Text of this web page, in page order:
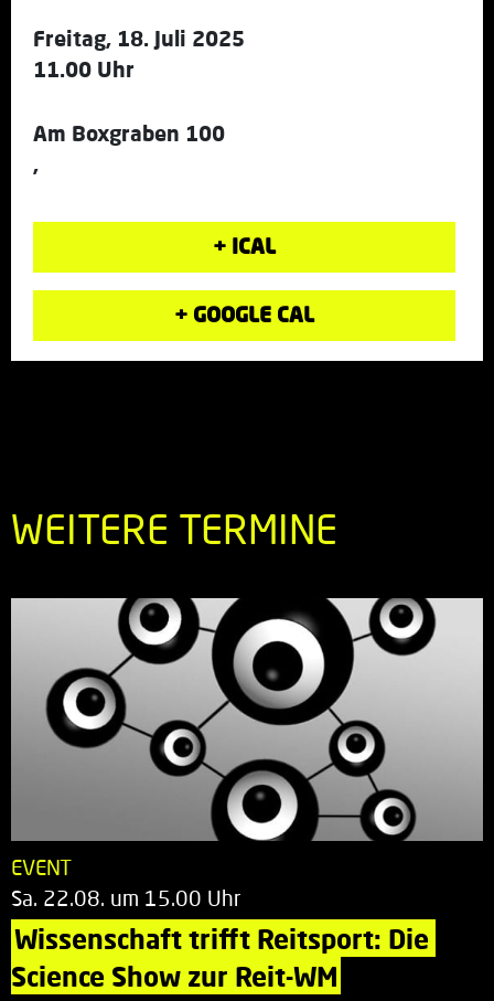
Freitag, 18. Juli 2025
11.00 Uhr
Am Boxgraben 100
,
+ ICAL
+ GOOGLE CAL
WEITERE TERMINE
EVENT
Sa. 22.08. um 15.00 Uhr
Wissenschaft trifft Reitsport: Die
Science Show zur Reit-WM